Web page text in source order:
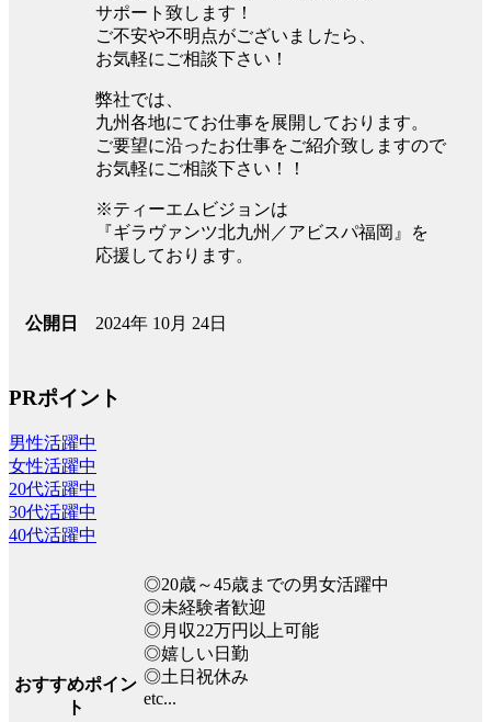
サポート致します！
ご不安や不明点がございましたら、
お気軽にご相談下さい！
弊社では、
九州各地にてお仕事を展開しております。
ご要望に沿ったお仕事をご紹介致しますので
お気軽にご相談下さい！！
※ティーエムビジョンは
『ギラヴァンツ北九州／アビスパ福岡』を
応援しております。
公開日 2024年 10月 24日
PRポイント
男性活躍中
女性活躍中
20代活躍中
30代活躍中
40代活躍中
おすすめポイン
ト
◎20歳～45歳までの男女活躍中
◎未経験者歓迎
◎月収22万円以上可能
◎嬉しい日勤
◎土日祝休み
etc...